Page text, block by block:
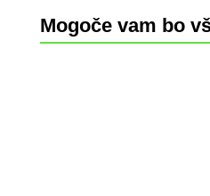
Mogoče vam bo